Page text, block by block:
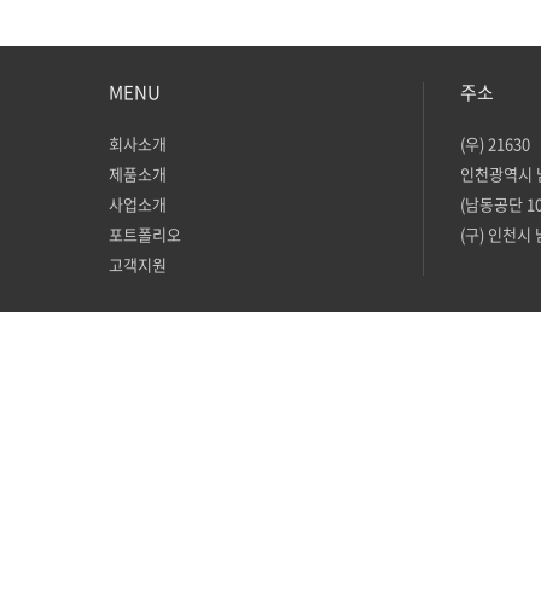
MENU
회사소개
제품소개
사업소개
포트폴리오
고객지원
주소
(우) 21630
인천광역시
(남동공단
(구) 인천시